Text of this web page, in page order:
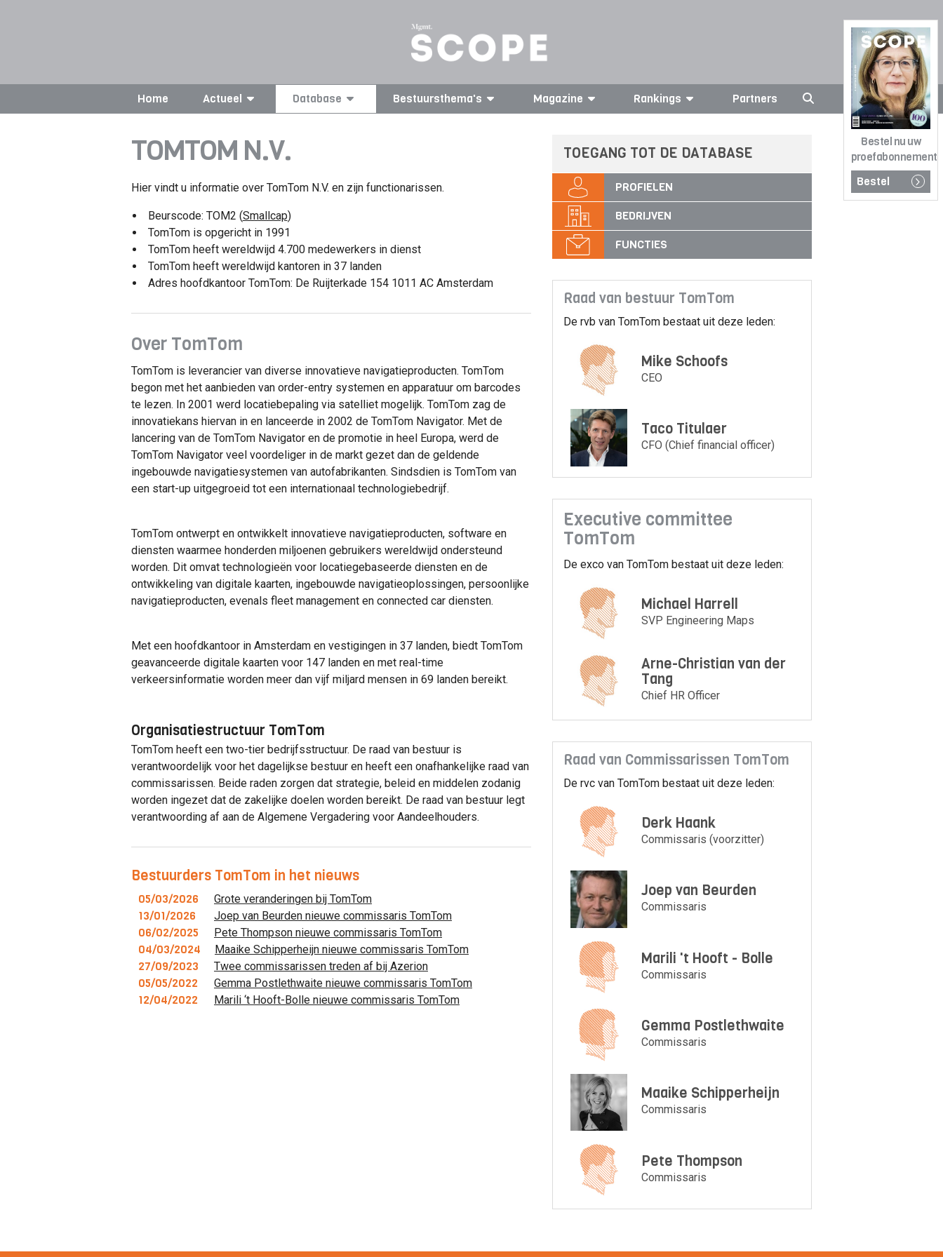
Bestel nu uw
proefabonnement
Bestel
Home Actueel Database Bestuursthema's Magazine Rankings Partners
TOMTOM N.V.
Hier vindt u informatie over TomTom N.V. en zijn functionarissen.
Beurscode: TOM2 (Smallcap)
TomTom is opgericht in 1991
TomTom heeft wereldwijd 4.700 medewerkers in dienst
TomTom heeft wereldwijd kantoren in 37 landen
Adres hoofdkantoor TomTom: De Ruijterkade 154 1011 AC Amsterdam
Over TomTom
TomTom is leverancier van diverse innovatieve navigatieproducten. TomTom
begon met het aanbieden van order-entry systemen en apparatuur om barcodes
te lezen. In 2001 werd locatiebepaling via satelliet mogelijk. TomTom zag de
innovatiekans hiervan in en lanceerde in 2002 de TomTom Navigator. Met de
lancering van de TomTom Navigator en de promotie in heel Europa, werd de
TomTom Navigator veel voordeliger in de markt gezet dan de geldende
ingebouwde navigatiesystemen van autofabrikanten. Sindsdien is TomTom van
een start-up uitgegroeid tot een internationaal technologiebedrijf.
TomTom ontwerpt en ontwikkelt innovatieve navigatieproducten, software en
diensten waarmee honderden miljoenen gebruikers wereldwijd ondersteund
worden. Dit omvat technologieën voor locatiegebaseerde diensten en de
ontwikkeling van digitale kaarten, ingebouwde navigatieoplossingen, persoonlijke
navigatieproducten, evenals fleet management en connected car diensten.
Met een hoofdkantoor in Amsterdam en vestigingen in 37 landen, biedt TomTom
geavanceerde digitale kaarten voor 147 landen en met real-time
verkeersinformatie worden meer dan vijf miljard mensen in 69 landen bereikt.
Organisatiestructuur TomTom
TomTom heeft een two-tier bedrijfsstructuur. De raad van bestuur is
verantwoordelijk voor het dagelijkse bestuur en heeft een onafhankelijke raad van
commissarissen. Beide raden zorgen dat strategie, beleid en middelen zodanig
worden ingezet dat de zakelijke doelen worden bereikt. De raad van bestuur legt
verantwoording af aan de Algemene Vergadering voor Aandeelhouders.
Bestuurders TomTom in het nieuws
05/03/2026 Grote veranderingen bij TomTom
13/01/2026 Joep van Beurden nieuwe commissaris TomTom
06/02/2025 Pete Thompson nieuwe commissaris TomTom
04/03/2024 Maaike Schipperheijn nieuwe commissaris TomTom
27/09/2023 Twee commissarissen treden af bij Azerion
05/05/2022 Gemma Postlethwaite nieuwe commissaris TomTom
12/04/2022 Marili ‘t Hooft-Bolle nieuwe commissaris TomTom
TOEGANG TOT DE DATABASE
PROFIELEN
BEDRIJVEN
FUNCTIES
Raad van bestuur TomTom
De rvb van TomTom bestaat uit deze leden:
Mike Schoofs
CEO
Taco Titulaer
CFO (Chief financial officer)
Executive committee
TomTom
De exco van TomTom bestaat uit deze leden:
Michael Harrell
SVP Engineering Maps
Arne-Christian van der
Tang
Chief HR Officer
Raad van Commissarissen TomTom
De rvc van TomTom bestaat uit deze leden:
Derk Haank
Commissaris (voorzitter)
Joep van Beurden
Commissaris
Marili 't Hooft - Bolle
Commissaris
Gemma Postlethwaite
Commissaris
Maaike Schipperheijn
Commissaris
Pete Thompson
Commissaris